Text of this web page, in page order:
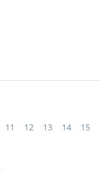
11 12 13 14
15